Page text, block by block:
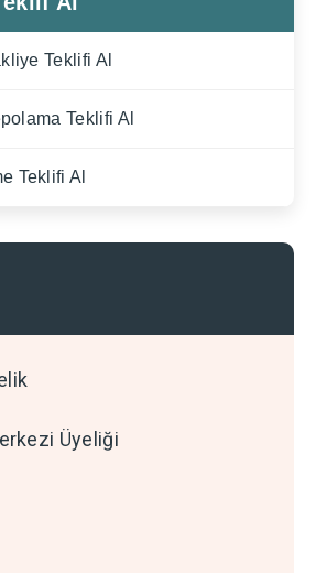
Teklifi Al
Teklifi Al
Teklifi Al
Üyeliği